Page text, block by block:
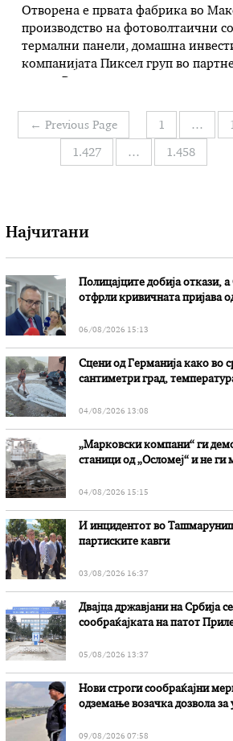
Отворена е првата фабрика во
производство на фотоволтаични
термални панели, домашна
компанијата Пиксел груп во
поранешната фабрика „Раде
се произведуваат 20 мегавати
фотоволтаични панели. – Ако во …
Навигација
← Previous Page 1 …
1.427 … 1.458
Најчитани
Полицајците добија откази, а
отфрли кривичната пријава
06/08/2026 15:13
Сцени од Германија како во
сантиметри град,
04/08/2026 13:08
„Марковски компани“ ги
станици од „Осломеј“ и не
04/08/2026 15:15
И инцидентот во
партиските кавги
03/08/2026 16:37
Двајца државјани на Србија
сообраќајката на патот
05/08/2026 13:37
Нови строги сообраќајни
одземање возачка дозвола за
09/08/2026 07:58